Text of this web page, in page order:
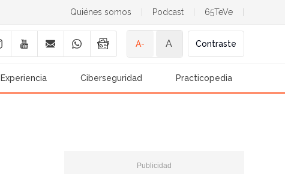
Quiénes somos Podcast 65TeVe
A- A Contraste
Experiencia Ciberseguridad Practicopedia